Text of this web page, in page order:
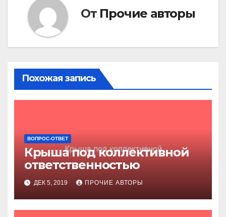
От Прочие авторы
Похожая запись
ВОПРОС-ОТВЕТ
Крыша под коллективной
ответственностью
ДЕК 5, 2019 ПРОЧИЕ АВТОРЫ